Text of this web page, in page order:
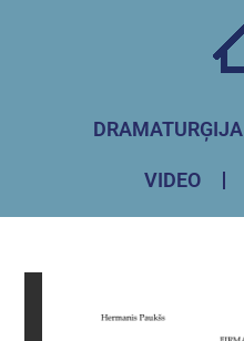
DRAMATURĢIJA
VIDEO